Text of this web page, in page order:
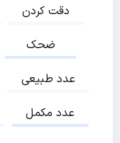
دقت کردن
ضحک
عدد طبیعی
عدد مکمل